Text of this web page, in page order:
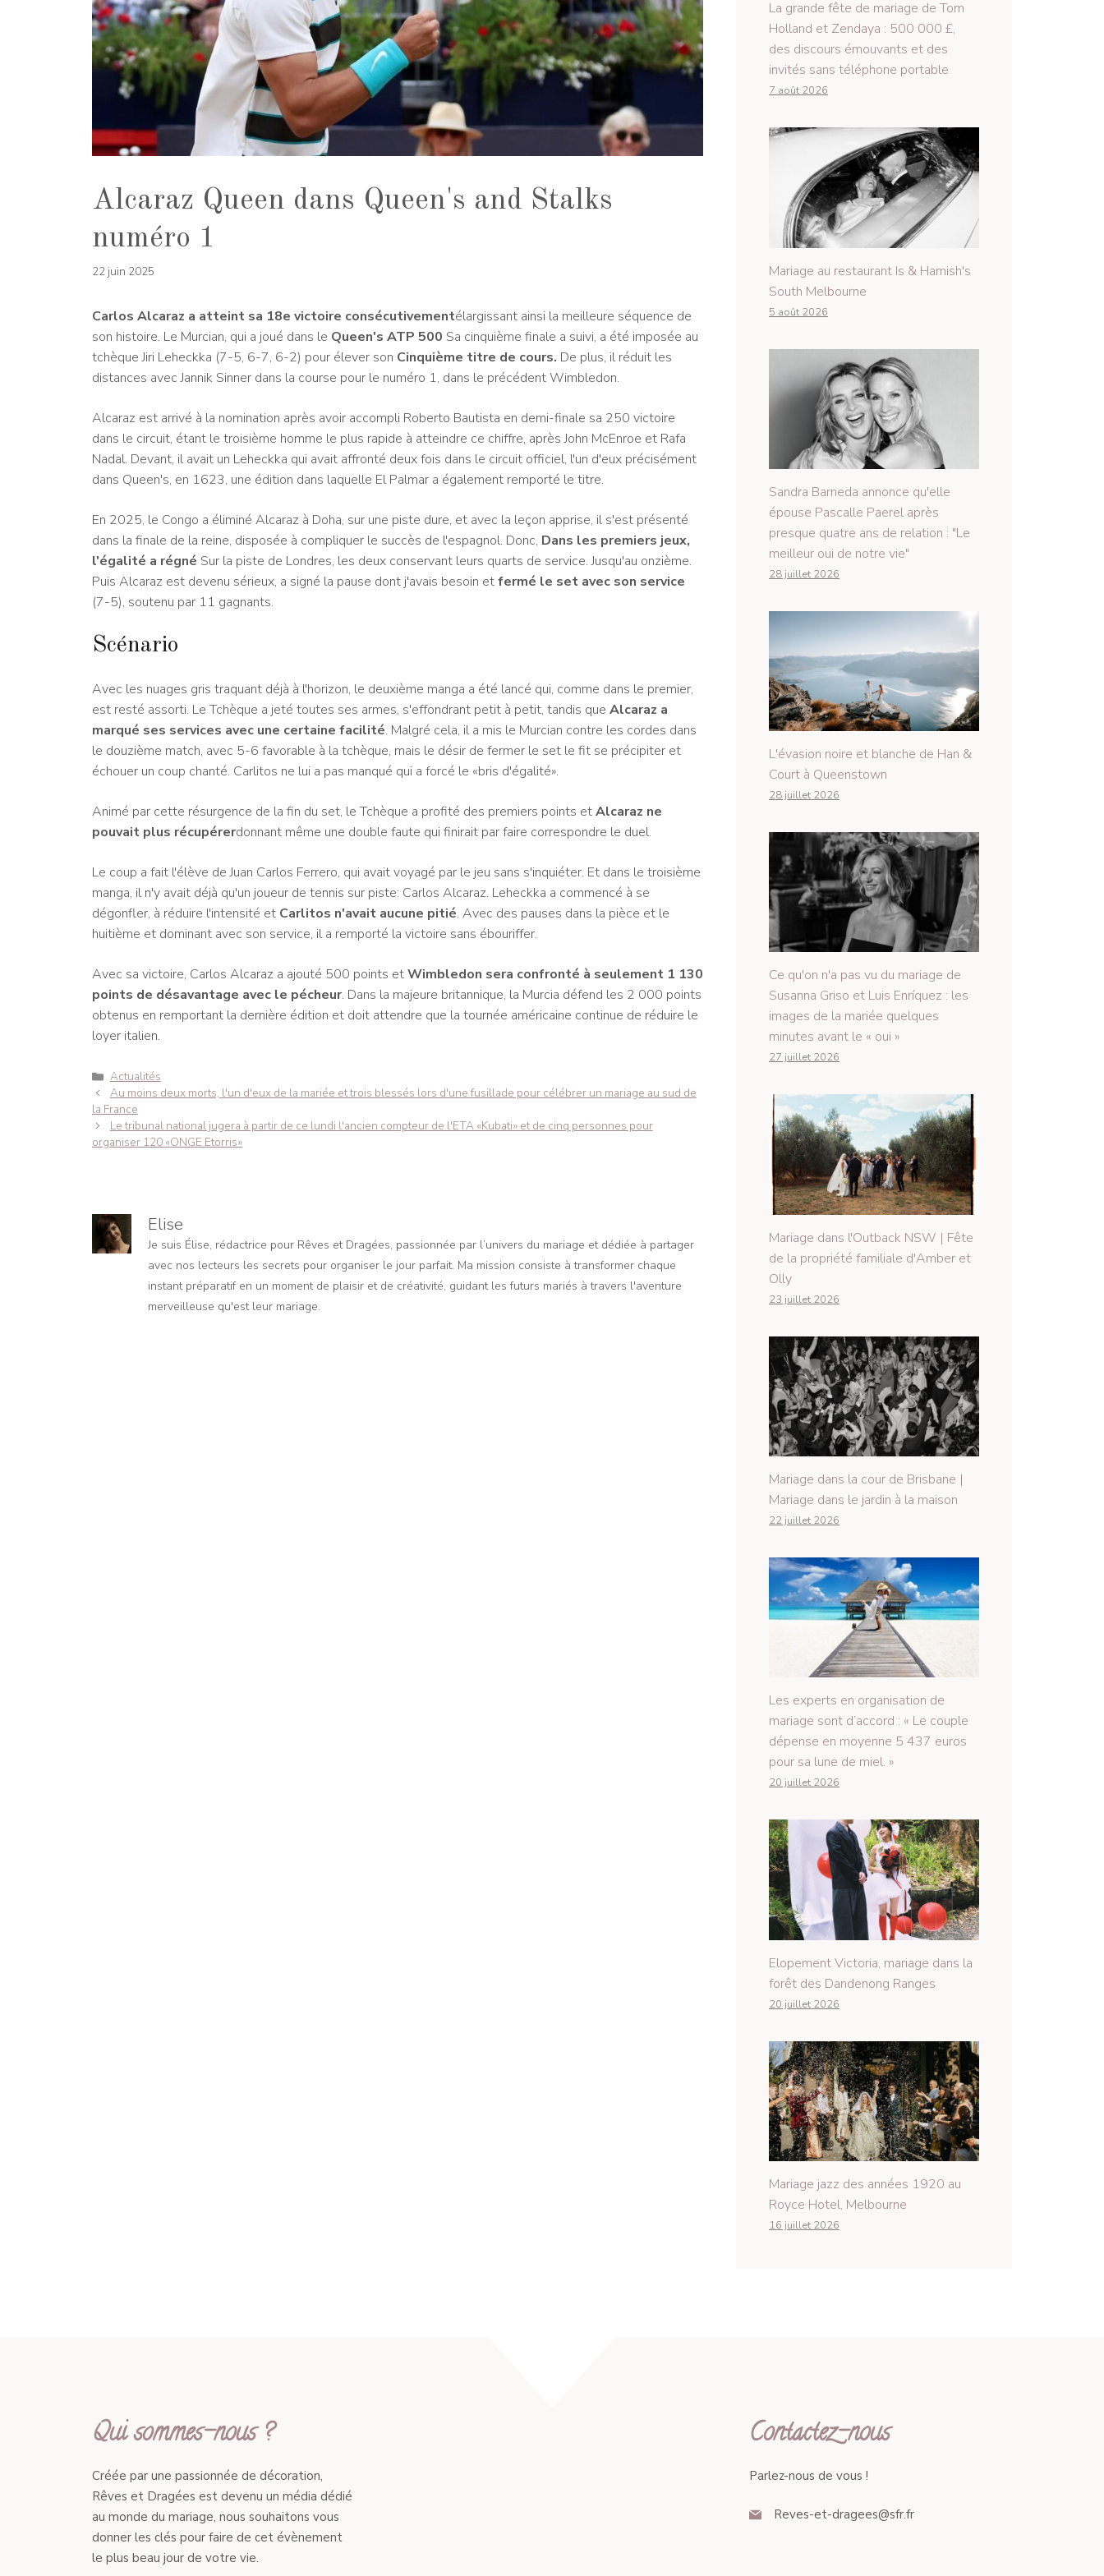
Alcaraz Queen dans Queen's and Stalks
numéro 1
22 juin 2025
Carlos Alcaraz a atteint sa 18e victoire consécutivementélargissant ainsi la meilleure séquence de
son histoire. Le Murcian, qui a joué dans le Queen's ATP 500 Sa cinquième finale a suivi, a été imposée au
tchèque Jiri Leheckka (7-5, 6-7, 6-2) pour élever son Cinquième titre de cours. De plus, il réduit les
distances avec Jannik Sinner dans la course pour le numéro 1, dans le précédent Wimbledon.
Alcaraz est arrivé à la nomination après avoir accompli Roberto Bautista en demi-finale sa 250 victoire
dans le circuit, étant le troisième homme le plus rapide à atteindre ce chiffre, après John McEnroe et Rafa
Nadal. Devant, il avait un Leheckka qui avait affronté deux fois dans le circuit officiel, l'un d'eux précisément
dans Queen's, en 1623, une édition dans laquelle El Palmar a également remporté le titre.
En 2025, le Congo a éliminé Alcaraz à Doha, sur une piste dure, et avec la leçon apprise, il s'est présenté
dans la finale de la reine, disposée à compliquer le succès de l'espagnol. Donc, Dans les premiers jeux,
l'égalité a régné Sur la piste de Londres, les deux conservant leurs quarts de service. Jusqu'au onzième.
Puis Alcaraz est devenu sérieux, a signé la pause dont j'avais besoin etfermé le set avec son service
(7-5), soutenu par 11 gagnants.
Scénario
Avec les nuages ​​gris traquant déjà à l'horizon, le deuxième manga a été lancé qui, comme dans le premier,
est resté assorti. Le Tchèque a jeté toutes ses armes, s'effondrant petit à petit, tandis que Alcaraz a
marqué ses services avec une certaine facilité. Malgré cela, il a mis le Murcian contre les cordes dans
le douzième match, avec 5-6 favorable à la tchèque, mais le désir de fermer le set le fit se précipiter et
échouer un coup chanté. Carlitos ne lui a pas manqué qui a forcé le «bris d'égalité».
Animé par cette résurgence de la fin du set, le Tchèque a profité des premiers points etAlcaraz ne
pouvait plus récupérerdonnant même une double faute qui finirait par faire correspondre le duel.
Le coup a fait l'élève de Juan Carlos Ferrero, qui avait voyagé par le jeu sans s'inquiéter. Et dans le troisième
manga, il n'y avait déjà qu'un joueur de tennis sur piste: Carlos Alcaraz. Leheckka a commencé à se
dégonfler, à réduire l'intensité et Carlitos n'avait aucune pitié. Avec des pauses dans la pièce et le
huitième et dominant avec son service, il a remporté la victoire sans ébouriffer.
Avec sa victoire, Carlos Alcaraz a ajouté 500 points etWimbledon sera confronté à seulement 1 130
points de désavantage avec le pécheur. Dans la majeure britannique, la Murcia défend les 2 000 points
obtenus en remportant la dernière édition et doit attendre que la tournée américaine continue de réduire le
loyer italien.
Catégories
Actualités
Navigation
des
articles
Au moins deux morts, l'un d'eux de la mariée et trois blessés lors d'une fusillade pour célébrer un mariage au sud de
la France
Le tribunal national jugera à partir de ce lundi l'ancien compteur de l'ETA «Kubati» et de cinq personnes pour
organiser 120 «ONGE Etorris»
Elise
Je suis Élise, rédactrice pour Rêves et Dragées, passionnée par l’univers du mariage et dédiée à partager
avec nos lecteurs les secrets pour organiser le jour parfait. Ma mission consiste à transformer chaque
instant préparatif en un moment de plaisir et de créativité, guidant les futurs mariés à travers l'aventure
merveilleuse qu'est leur mariage.
La grande fête de mariage de Tom
Holland et Zendaya : 500 000 £,
des discours émouvants et des
invités sans téléphone portable
7 août 2026
Mariage au restaurant Is & Hamish's
South Melbourne
5 août 2026
Sandra Barneda annonce qu'elle
épouse Pascalle Paerel après
presque quatre ans de relation : "Le
meilleur oui de notre vie"
28 juillet 2026
L'évasion noire et blanche de Han &
Court à Queenstown
28 juillet 2026
Ce qu'on n'a pas vu du mariage de
Susanna Griso et Luis Enríquez : les
images de la mariée quelques
minutes avant le « oui »
27 juillet 2026
Mariage dans l'Outback NSW | Fête
de la propriété familiale d'Amber et
Olly
23 juillet 2026
Mariage dans la cour de Brisbane |
Mariage dans le jardin à la maison
22 juillet 2026
Les experts en organisation de
mariage sont d’accord : « Le couple
dépense en moyenne 5 437 euros
pour sa lune de miel. »
20 juillet 2026
Elopement Victoria, mariage dans la
forêt des Dandenong Ranges
20 juillet 2026
Mariage jazz des années 1920 au
Royce Hotel, Melbourne
16 juillet 2026
Qui sommes-nous ?
Créée par une passionnée de décoration,
Rêves et Dragées est devenu un média dédié
au monde du mariage, nous souhaitons vous
donner les clés pour faire de cet évènement
le plus beau jour de votre vie.
Contactez-nous
Parlez-nous de vous !
Reves-et-dragees@sfr.fr